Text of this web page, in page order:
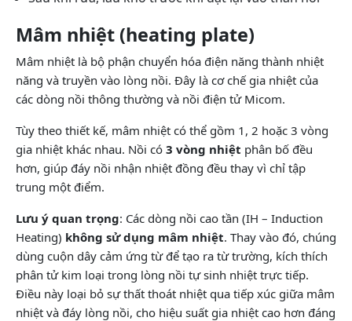
Mâm nhiệt (heating plate)
Mâm nhiệt là bộ phận chuyển hóa điện năng thành nhiệt
năng và truyền vào lòng nồi. Đây là cơ chế gia nhiệt của
các dòng nồi thông thường và nồi điện tử Micom.
Tùy theo thiết kế, mâm nhiệt có thể gồm 1, 2 hoặc 3 vòng
gia nhiệt khác nhau. Nồi có 3 vòng nhiệt phân bố đều
hơn, giúp đáy nồi nhận nhiệt đồng đều thay vì chỉ tập
trung một điểm.
Lưu ý quan trọng: Các dòng nồi cao tần (IH – Induction
Heating) không sử dụng mâm nhiệt. Thay vào đó, chúng
dùng cuộn dây cảm ứng từ để tạo ra từ trường, kích thích
phân tử kim loại trong lòng nồi tự sinh nhiệt trực tiếp.
Điều này loại bỏ sự thất thoát nhiệt qua tiếp xúc giữa mâm
nhiệt và đáy lòng nồi, cho hiệu suất gia nhiệt cao hơn đáng